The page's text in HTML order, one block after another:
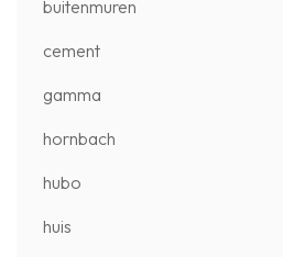
buitenmuren
cement
gamma
hornbach
hubo
huis